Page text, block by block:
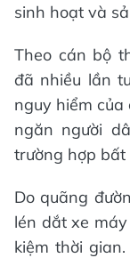
sinh hoạt và
Theo cán bộ
đã nhiều lần
nguy hiểm
ngăn người
trường hợp bất
Do quãng
lén dắt xe
kiệm thời